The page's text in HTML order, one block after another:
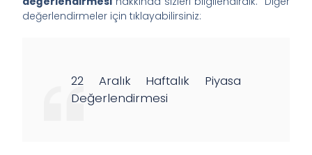
değerlendirmeler için tıklayabilirsiniz:
22 Aralık Haftalık Piyasa
Değerlendirmesi